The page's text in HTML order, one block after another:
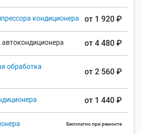
кондиционера от 1 920 ₽
от 4 480 ₽
обработка
от 2 560 ₽
от 1 440 ₽
Бесплатно при ремонте